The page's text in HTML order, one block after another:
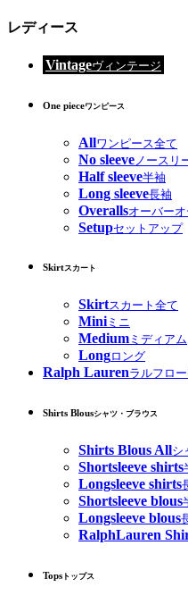
レディース
Vintageヴィンテージ
One pieceワンピース
Allワンピース全て
No sleeve ノースリ
Half sleeve半袖
Long sleeve長袖
Overallsオーバー
Setupセットアップ
Skirtスカート
Skirtスカート全て
Miniミニ
Medium ミディアム
Longロング
Ralph Laurenラルフロ
Shirts Blousシャツ・ブラウス
Shirts Blous Allシ
Shortsleeve shirts
Longsleeve shirts
Shortsleeve blous
Longsleeve blous
RalphLauren
Tops トップス